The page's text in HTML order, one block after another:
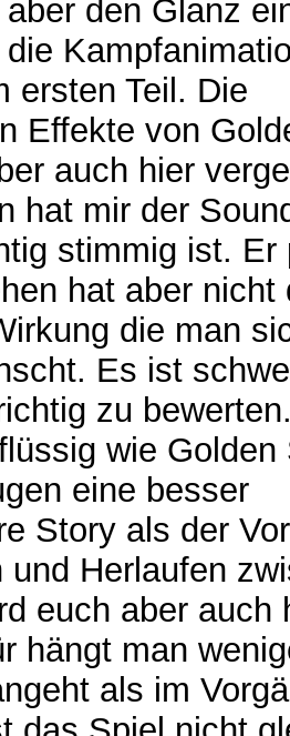
den Glanz
die
ersten Teil. Die
Effekte von
auch hier
hat mir der
stimmig ist. Er
hat aber nicht
die man
Es ist
zu
wie Golden
eine besser
Story als der
und Herlaufen
euch aber auch
hängt man
als im